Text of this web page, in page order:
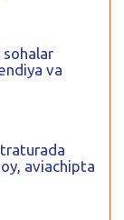
sohalar
va
aviachipta